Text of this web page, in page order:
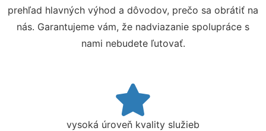
prehľad hlavných výhod a dôvodov, prečo sa obrátiť na
nás. Garantujeme vám, že nadviazanie spolupráce s
nami nebudete ľutovať.
vysoká úroveň kvality služieb